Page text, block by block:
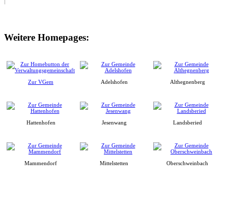
Weitere Homepages:
Zur VGem Adelshofen Althegnenberg
Hattenhofen Jesenwang Landsberied
Mammendorf Mittelstetten Oberschweinbach